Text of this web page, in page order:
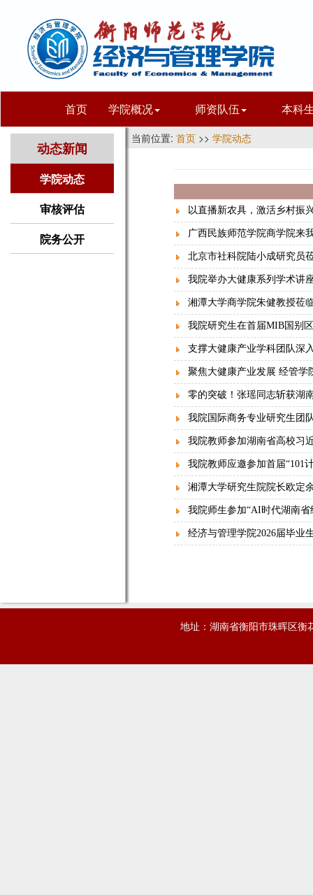
首页 学院概况 师资队伍 本科
动态新闻
学院动态
审核评估
院务公开
当前位置: 首页 >> 学院动态
以直播新农具，激活乡村振
广西民族师范学院商学院来
北京市社科院陆小成研究员
我院举办大健康系列学术讲
湘潭大学商学院朱健教授莅
我院研究生在首届MIB国别
支撑大健康产业学科团队深
聚焦大健康产业发展 经管学
零的突破！张瑶同志斩获湖
我院国际商务专业研究生团
我院教师参加湖南省高校习
我院教师应邀参加首届“101
湘潭大学研究生院院长欧定
我院师生参加“AI时代湖南
经济与管理学院2026届毕
地址：湖南省衡阳市珠晖区衡